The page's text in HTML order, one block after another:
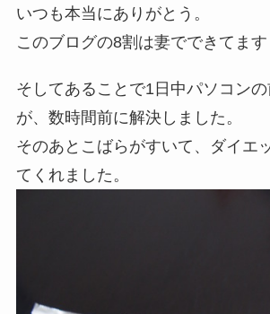
いつも本当にありがとう。
このブログの8割は妻でできてます
そしてあることで1日中パソコン
が、数時間前に解決しました。
そのあとこばらがすいて、ダイエ
てくれました。